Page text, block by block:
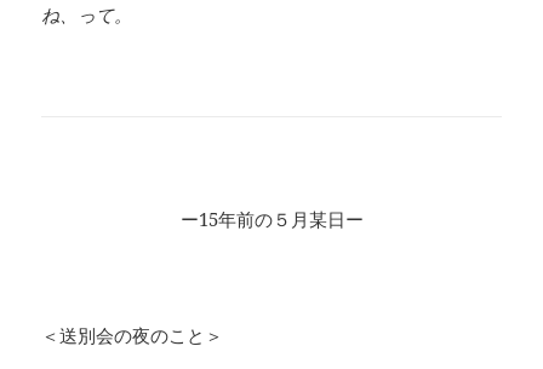
ね、って。
ー15年前の５月某日ー
＜送別会の夜のこと＞